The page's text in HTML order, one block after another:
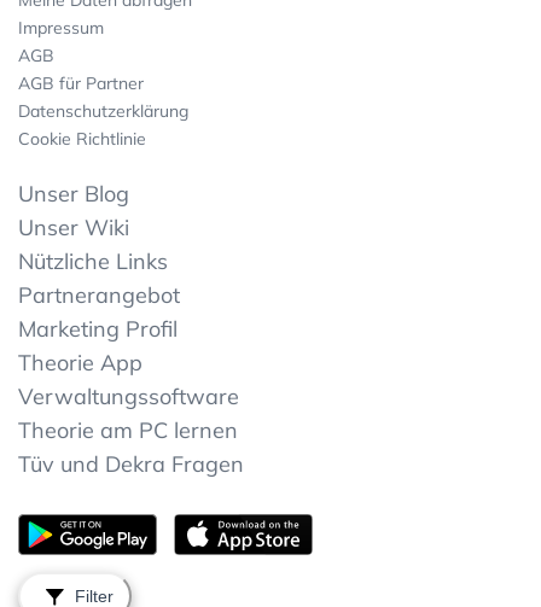
Filter
Impressum
AGB
AGB für Partner
Datenschutzerklärung
Cookie Richtlinie
Unser Blog
Unser Wiki
Nützliche Links
Partnerangebot
Marketing Profil
Theorie App
Verwaltungssoftware
Theorie am PC lernen
Tüv und Dekra Fragen